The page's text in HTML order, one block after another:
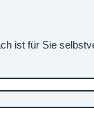
ist für Sie